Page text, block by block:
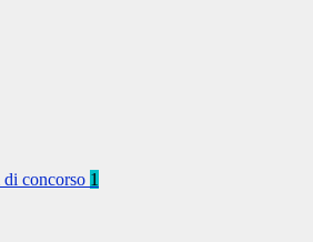
concorso 1